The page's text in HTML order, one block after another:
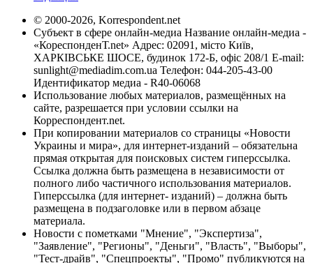
© 2000-2026, Korrespondent.net
Субъект в сфере онлайн-медиа Название онлайн-медиа -
«КореспонденТ.net» Адрес: 02091, місто Київ,
ХАРКІВСЬКЕ ШОСЕ, будинок 172-Б, офіс 208/1 E-mail:
sunlight@mediadim.com.ua Телефон: 044-205-43-00
Идентификатор медиа - R40-06068
Использование любых материалов, размещённых на
сайте, разрешается при условии ссылки на
Корреспондент.net.
При копировании материалов со страницы «Новости
Украины и мира», для интернет-изданий – обязательна
прямая открытая для поисковых систем гиперссылка.
Ссылка должна быть размещена в независимости от
полного либо частичного использования материалов.
Гиперссылка (для интернет- изданий) – должна быть
размещена в подзаголовке или в первом абзаце
материала.
Новости с пометками "Мнение", "Экспертиза",
"Заявление", "Регионы", "Деньги", "Власть", "Выборы",
"Тест-драйв", "Спецпроекты", "Промо" публикуются на